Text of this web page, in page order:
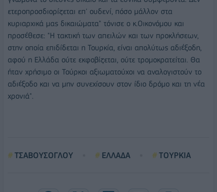
ετεροπροσδιορίζεται επ' ουδενί, πόσο μάλλον στα
κυριαρχικά μας δικαιώματα" τόνισε ο κ.Οικονόμου και
προσέθεσε: "Η τακτική των απειλών και των προκλήσεων,
στην οποία επιδίδεται η Τουρκία, είναι απολύτως αδιέξοδη,
αφού η Ελλάδα ούτε εκφοβίζεται, ούτε τρομοκρατείται. Θα
ήταν χρήσιμο οι Τούρκοι αξιωματούχοι να αναλογιστούν το
αδιέξοδο και να μην συνεχίσουν στον ίδιο δρόμο και τη νέα
χρονιά".
ΤΣΑΒΟΥΣΟΓΛΟΥ ΕΛΛΑΔΑ ΤΟΥΡΚΙΑ